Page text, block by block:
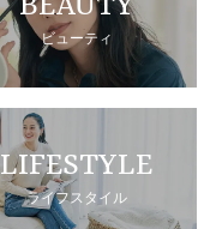
ビューティ
LIFESTYLE
ライフスタイル